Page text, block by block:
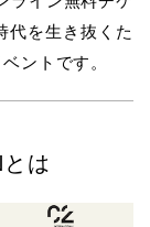
を生き抜くた
ントです。
は